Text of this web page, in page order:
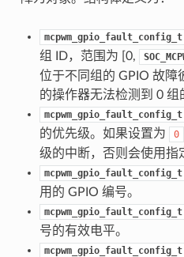
组 ID，范围为 [0,
位于不同组的 GPIO 故障
的操作器无法检测到 0 组
的优先级。如果设置为
0
级的中断，否则会使用指
用的 GPIO 编号。
号的有效电平。